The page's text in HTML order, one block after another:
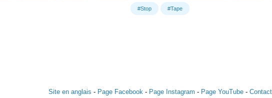
#Stop #Tape
Site en anglais - Page Facebook - Page Instagram - Page YouTube- Contact